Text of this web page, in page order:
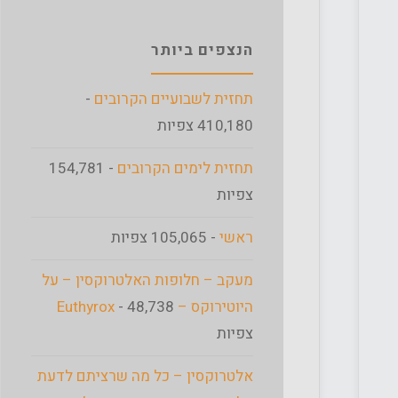
הנצפים ביותר
תחזית לשבועיים הקרובים -
410,180 צפיות
תחזית לימים הקרובים
- 154,781
צפיות
ראשי - 105,065 צפיות
מעקב – חלופות האלטרוקסין – על
היוטירוקס – Euthyrox - 48,738
צפיות
אלטרוקסין – כל מה שרציתם לדעת